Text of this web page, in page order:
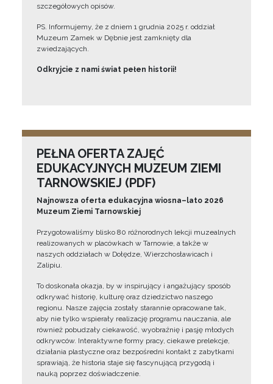
szczegółowych opisów.
PS. Informujemy, że z dniem 1 grudnia 2025 r. oddział
Muzeum Zamek w Dębnie jest zamknięty dla
zwiedzających.
Odkryjcie z nami świat pełen historii!
PEŁNA OFERTA ZAJĘĆ
EDUKACYJNYCH MUZEUM ZIEMI
TARNOWSKIEJ (PDF)
Najnowsza oferta edukacyjna wiosna–lato 2026
Muzeum Ziemi Tarnowskiej
Przygotowaliśmy blisko 80 różnorodnych lekcji muzealnych
realizowanych w placówkach w Tarnowie, a także w
naszych oddziałach w Dołędze, Wierzchosławicach i
Zalipiu.
To doskonała okazja, by w inspirujący i angażujący sposób
odkrywać historię, kulturę oraz dziedzictwo naszego
regionu. Nasze zajęcia zostały starannie opracowane tak,
aby nie tylko wspierały realizację programu nauczania, ale
również pobudzały ciekawość, wyobraźnię i pasję młodych
odkrywców. Interaktywne formy pracy, ciekawe prelekcje,
działania plastyczne oraz bezpośredni kontakt z zabytkami
sprawiają, że historia staje się fascynującą przygodą i
nauką poprzez doświadczenie.